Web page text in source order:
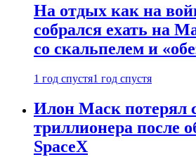
На отдых как на
собрался ехать на
со скальпелем и
1 год спустя1 год спустя
Илон Маск потерял
триллионера после
SpaceX